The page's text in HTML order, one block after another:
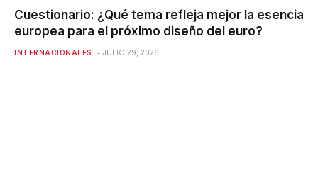
Cuestionario: ¿Qué tema refleja mejor la esencia
europea para el próximo diseño del euro?
INTERNACIONALES JULIO 29, 2026